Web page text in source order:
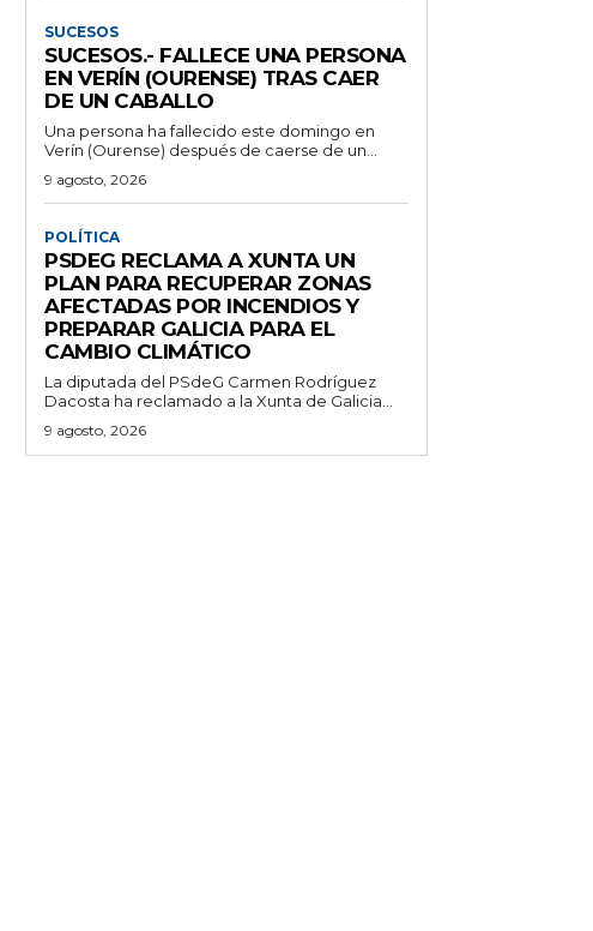
SUCESOS
SUCESOS.- FALLECE UNA PERSONA
EN VERÍN (OURENSE) TRAS CAER
DE UN CABALLO
Una persona ha fallecido este domingo en
Verín (Ourense) después de caerse de un...
9 agosto, 2026
POLÍTICA
PSDEG RECLAMA A XUNTA UN
PLAN PARA RECUPERAR ZONAS
AFECTADAS POR INCENDIOS Y
PREPARAR GALICIA PARA EL
CAMBIO CLIMÁTICO
La diputada del PSdeG Carmen Rodríguez
Dacosta ha reclamado a la Xunta de Galicia...
9 agosto, 2026